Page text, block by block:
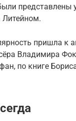
представлены
Литейном.
пришла к
Владимира
по книге